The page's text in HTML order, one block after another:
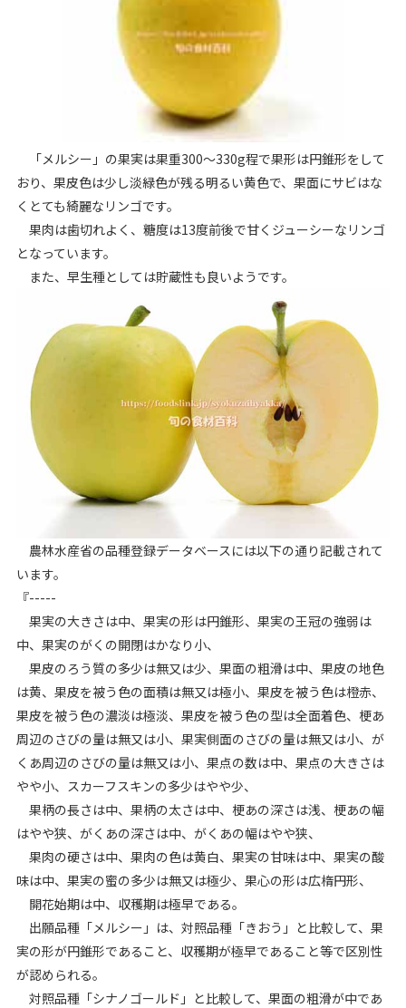
「メルシー」の果実は果重300～330g程で果形は円錐形をして
おり、果皮色は少し淡緑色が残る明るい黄色で、果面にサビはな
くとても綺麗なリンゴです。
果肉は歯切れよく、糖度は13度前後で甘くジューシーなリンゴ
となっています。
また、早生種としては貯蔵性も良いようです。
農林水産省の品種登録データベースには以下の通り記載されて
います。
『-----
果実の大きさは中、果実の形は円錐形、果実の王冠の強弱は
中、果実のがくの開閉はかなり小、
果皮のろう質の多少は無又は少、果面の粗滑は中、果皮の地色
は黄、果皮を被う色の面積は無又は極小、果皮を被う色は橙赤、
果皮を被う色の濃淡は極淡、果皮を被う色の型は全面着色、梗あ
周辺のさびの量は無又は小、果実側面のさびの量は無又は小、が
くあ周辺のさびの量は無又は小、果点の数は中、果点の大きさは
やや小、スカーフスキンの多少はやや少、
果柄の長さは中、果柄の太さは中、梗あの深さは浅、梗あの幅
はやや狭、がくあの深さは中、がくあの幅はやや狭、
果肉の硬さは中、果肉の色は黄白、果実の甘味は中、果実の酸
味は中、果実の蜜の多少は無又は極少、果心の形は広楕円形、
開花始期は中、収穫期は極早である。
出願品種「メルシー」は、対照品種「きおう」と比較して、果
実の形が円錐形であること、収穫期が極早であること等で区別性
が認められる。
対照品種「シナノゴールド」と比較して、果面の粗滑が中であ